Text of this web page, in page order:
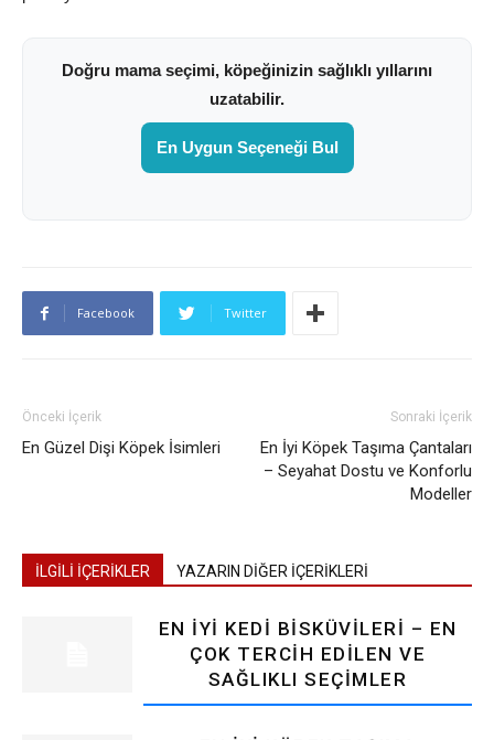
Doğru mama seçimi, köpeğinizin sağlıklı yıllarını
uzatabilir.
En Uygun Seçeneği Bul
Facebook Twitter
Önceki İçerik
En Güzel Dişi Köpek İsimleri
Sonraki İçerik
En İyi Köpek Taşıma Çantaları
– Seyahat Dostu ve Konforlu
Modeller
İLGİLİ İÇERİKLER YAZARIN DİĞER İÇERİKLERİ
EN İYI KEDI BISKÜVILERI – EN
ÇOK TERCIH EDILEN VE
SAĞLIKLI SEÇIMLER